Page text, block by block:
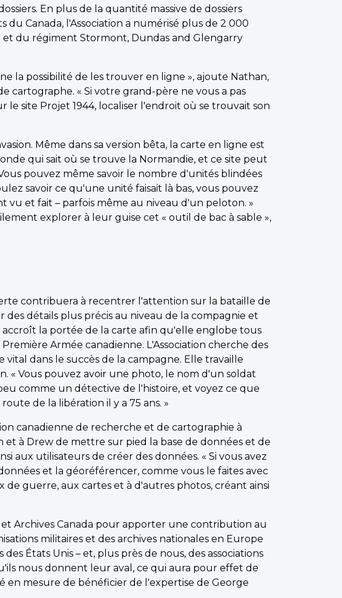
En plus de la quantité massive de dossiers
Canada, l'Association a numérisé plus de 2 000
et du régiment Stormont, Dundas and Glengarry
la possibilité de les trouver en ligne », ajoute Nathan,
cartographe. « Si votre grand-père ne vous a pas
site Projet 1944, localiser l'endroit où se trouvait son
Même dans sa version bêta, la carte en ligne est
qui sait où se trouve la Normandie, et ce site peut
pouvez même savoir le nombre d'unités blindées
savoir ce qu'une unité faisait là bas, vous pouvez
et fait – parfois même au niveau d'un peloton. »
explorer à leur guise cet « outil de bac à sable »,
contribuera à recentrer l'attention sur la bataille de
détails plus précis au niveau de la compagnie et
la portée de la carte afin qu'elle englobe tous
Armée canadienne. L'Association cherche des
dans le succès de la campagne. Elle travaille
« Vous pouvez avoir une photo, le nom d'un soldat
comme un détective de l'histoire, et voyez ce que
de la libération il y a 75 ans. »
canadienne de recherche et de cartographie à
à Drew de mettre sur pied la base de données et de
aux utilisateurs de créer des données. « Si vous avez
et la géoréférencer, comme vous le faites avec
guerre, aux cartes et à d'autres photos, créant ainsi
Archives Canada pour apporter une contribution au
militaires et des archives nationales en Europe
États Unis – et, plus près de nous, des associations
nous donnent leur aval, ce qui aura pour effet de
en mesure de bénéficier de l'expertise de George